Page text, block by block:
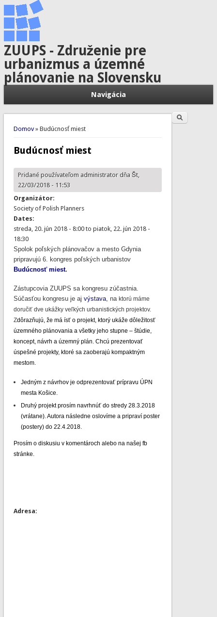
ZUUPS - Združenie pre
urbanizmus a územné
plánovanie na Slovensku
Navigácia
Nachádzate sa tu
Domov» Budúcnosť miest
Budúcnosť miest
Pridané používateľom administratordňa Št,
22/03/2018 - 11:53
Organizátor:
Society of Polish Planners
Dates:
streda, 20. jún 2018 - 8:00to piatok, 22. jún 2018 -
18:30
Spolok poľských plánovačov a mesto Gdynia
pripravujú 6. kongres poľských urbanistov
Budúcnosť miest.
Zástupcovia ZUUPS sa kongresu zúčastnia.
Súčasťou kongresu je aj výstava, na ktorú máme
doručiť dve ukážky veľkých urbanistických projektov.
Zdôrazňujú, že má ísť o projekt, ktorý ukáže dôležitosť
územného plánovania a všetky jeho stupne – štúdie,
koncept, návrh a územný plán. Chcú prezentovať
úspešné projekty, ktoré sa zaoberajú kompaktným
mestom.
Jedným z návrhov je odprezentovať prípravu ÚPN
mesta Košice.
Druhý projekt prosím navrhnúť do stredy 28.3.2018
(vrátane). Autora následne oslovíme a pripraví poster
(postery) do 22.4.2018.
Prosím o diskusiu v komentároch alebo na našej fb
stránke.
Adresa:
Vyhľadávanie Hľadať